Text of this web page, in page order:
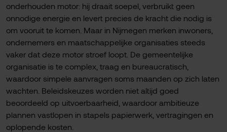
onderhouden motor: hij draait soepel, verbruikt geen
onnodige energie en levert precies de kracht die nodig is
om vooruit te komen. Maar in Nijmegen merken inwoners,
ondernemers en maatschappelijke organisaties steeds
vaker dat deze motor stroef loopt. De gemeentelijke
organisatie is te complex, traag en bureaucratisch,
waardoor simpele aanvragen soms maanden op zich laten
wachten. Beleidskeuzes worden niet altijd goed
beoordeeld op uitvoerbaarheid, waardoor ambitieuze
plannen vastlopen in stapels papierwerk, vertragingen en
oplopende kosten.